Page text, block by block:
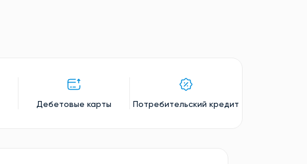
Дебетовые карты Потребительский кредит